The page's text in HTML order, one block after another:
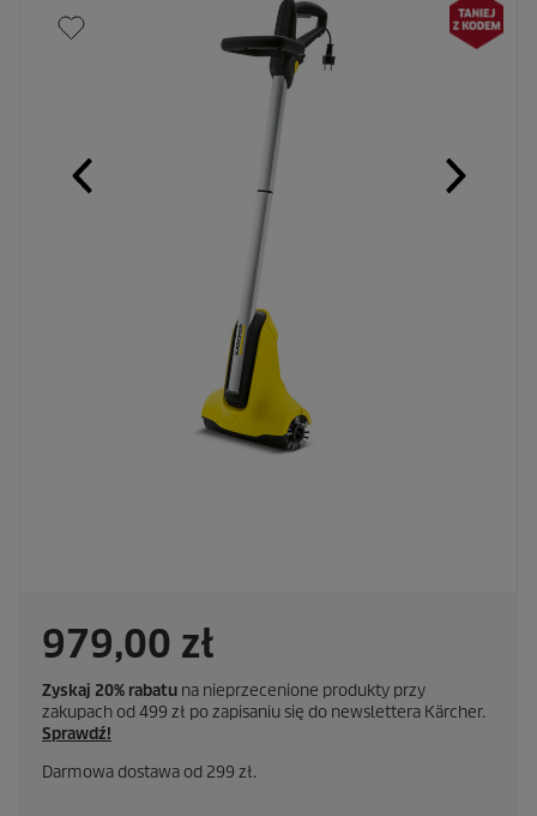
A
k
t
u
979,00 zł
Zyskaj 20% rabatu na nieprzecenione produkty przy
zakupach od 499 zł po zapisaniu się do newslettera Kärcher.
Sprawdź!
Darmowa dostawa od 299 zł.